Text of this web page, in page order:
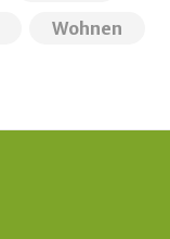
Wohnen